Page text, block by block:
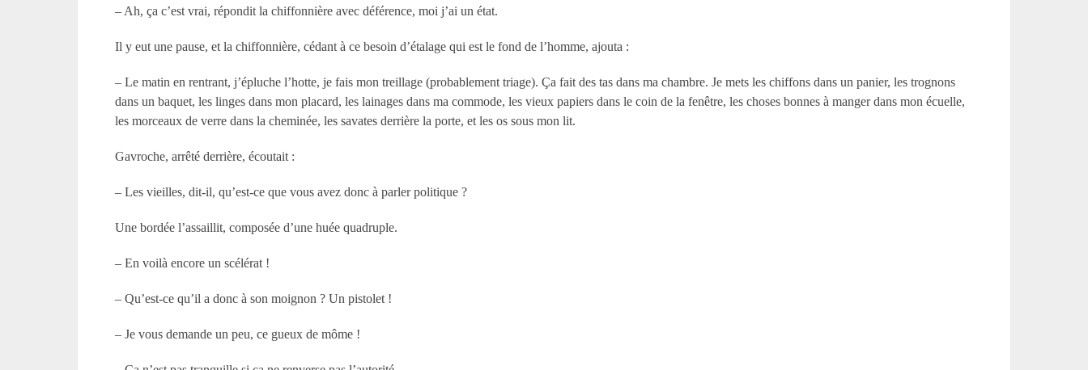
– Ah, ça c’est vrai, répondit la chiffonnière avec déférence, moi j’ai un état.
Il y eut une pause, et la chiffonnière, cédant à ce besoin d’étalage qui est le fond de l’homme, ajouta :
– Le matin en rentrant, j’épluche l’hotte, je fais mon treillage (probablement triage). Ça fait des tas dans ma chambre. Je mets les chiffons dans un panier, les trognons
dans un baquet, les linges dans mon placard, les lainages dans ma commode, les vieux papiers dans le coin de la fenêtre, les choses bonnes à manger dans mon écuelle,
les morceaux de verre dans la cheminée, les savates derrière la porte, et les os sous mon lit.
Gavroche, arrêté derrière, écoutait :
– Les vieilles, dit-il, qu’est-ce que vous avez donc à parler politique ?
Une bordée l’assaillit, composée d’une huée quadruple.
– En voilà encore un scélérat !
– Qu’est-ce qu’il a donc à son moignon ? Un pistolet !
– Je vous demande un peu, ce gueux de môme !